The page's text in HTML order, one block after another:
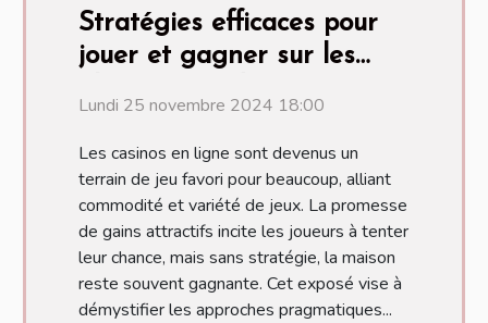
Stratégies efficaces pour
jouer et gagner sur les
Lundi 25 novembre 2024 18:00
Les casinos en ligne sont devenus un
terrain de jeu favori pour beaucoup, alliant
commodité et variété de jeux. La promesse
de gains attractifs incite les joueurs à tenter
leur chance, mais sans stratégie, la maison
reste souvent gagnante. Cet exposé vise à
démystifier les approches pragmatiques...